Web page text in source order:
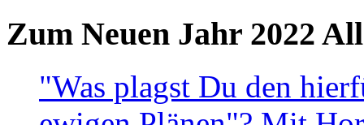
Zum Neuen Jahr 2022
"Was plagst Du den